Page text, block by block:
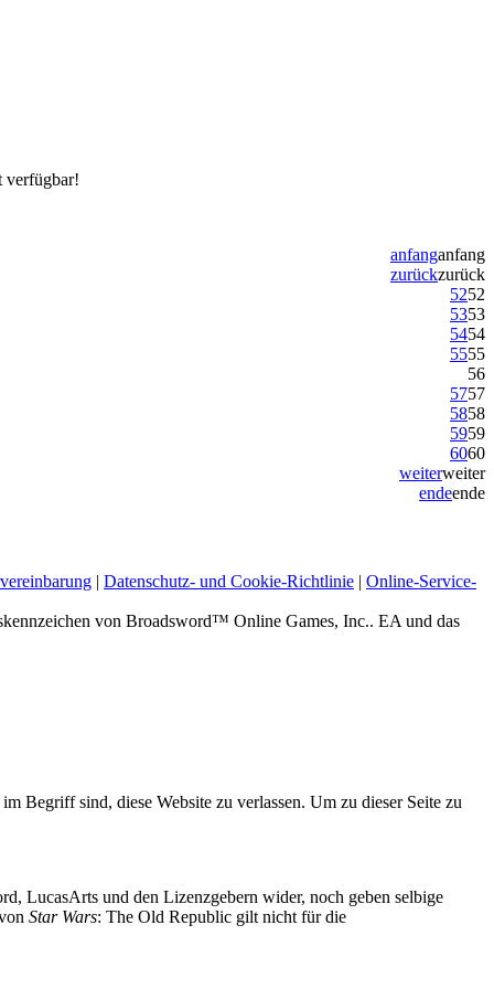
verfügbar!
anfanganfang
zurückzurück
5252
5353
5454
5555
56
5757
5858
5959
6060
weiterweiter
endeende
| Datenschutz- und Cookie-Richtlinie | Online-Service-
von Broadsword™ Online Games, Inc.. EA und das
Begriff sind, diese Website zu verlassen. Um zu dieser Seite zu
LucasArts und den Lizenzgebern wider, noch geben selbige
Star Wars: The Old Republic gilt nicht für die